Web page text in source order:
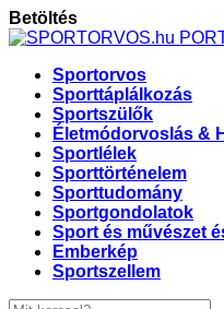
Betöltés
Sportorvos
Sporttáplálkozás
Sportszülők
Életmódorvoslás &
Sportlélek
Sporttörténelem
Sporttudomány
Sportgondolatok
Sport és művészet
Emberkép
Sportszellem